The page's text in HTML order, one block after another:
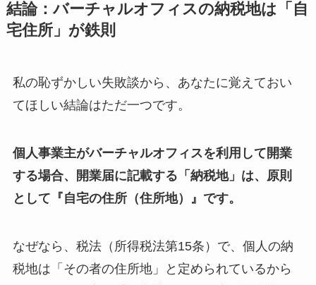
結論：バーチャルオフィスの納税地は「自
宅住所」が鉄則
私の恥ずかしい失敗談から、あなたに覚えておい
てほしい結論はただ一つです。
個人事業主がバーチャルオフィスを利用して開業
する場合、開業届に記載する「納税地」は、原則
として『自宅の住所（住所地）』です。
なぜなら、税法（所得税法第15条）で、個人の納
税地は「その者の住所地」と定められているから